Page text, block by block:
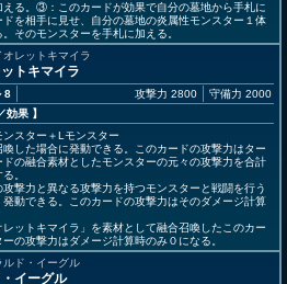
える。③：このカードが効果で自分の墓地から手札に
を相手に見せ、自分の墓地の炎属性モンスター１体
そのモンスターを手札に加える。
レットキマイラ
トキマイラ
8
効果 】
攻撃力 2800 守備力 2000
ンスター＋Lモンスター
した場合に発動できる。このカードの攻撃力はター
の融合素材としたモンスターの元々の攻撃力を合計
。
撃力と異なる攻撃力を持つモンスターと戦闘を行う
動できる。このカードの攻撃力はそのダメージ計算
ットキマイラ」を素材として融合召喚したこのカー
の攻撃力はダメージ計算時のみ０になる。
ルド・イーグル
イーグル